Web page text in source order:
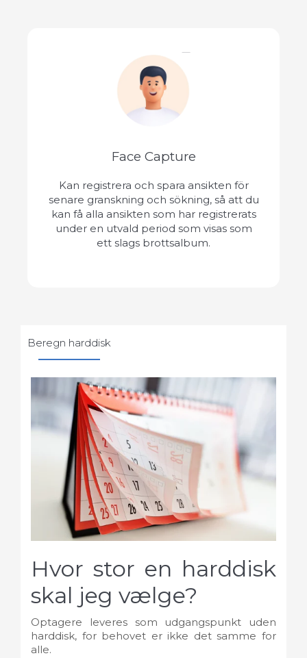
Face Capture
Kan registrera och spara ansikten för
senare granskning och sökning, så att du
kan få alla ansikten som har registrerats
under en utvald period som visas som
ett slags brottsalbum.
Beregn harddisk
Hvor stor en harddisk
skal jeg vælge?
Optagere leveres som udgangspunkt uden
harddisk, for behovet er ikke det samme for
alle.